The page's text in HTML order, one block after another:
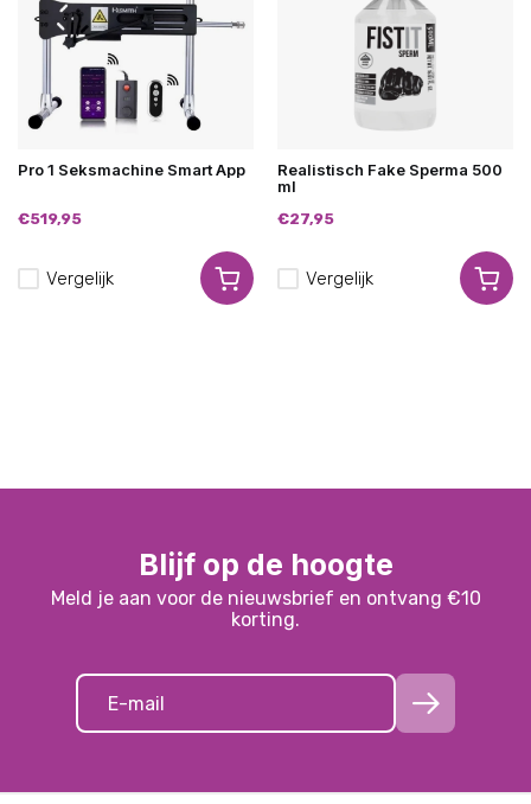
Pro 1 Seksmachine Smart App
€519,95
Vergelijk
Realistisch Fake Sperma 500
ml
€27,95
Vergelijk
Blijf op de hoogte
Meld je aan voor de nieuwsbrief en ontvang €10
korting.